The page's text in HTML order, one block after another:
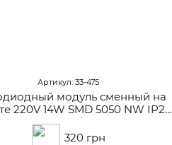
Артикул: 33-475
модуль сменный на
220V 14W SMD 5050 NW IP20
(LW-02/28)
320 грн